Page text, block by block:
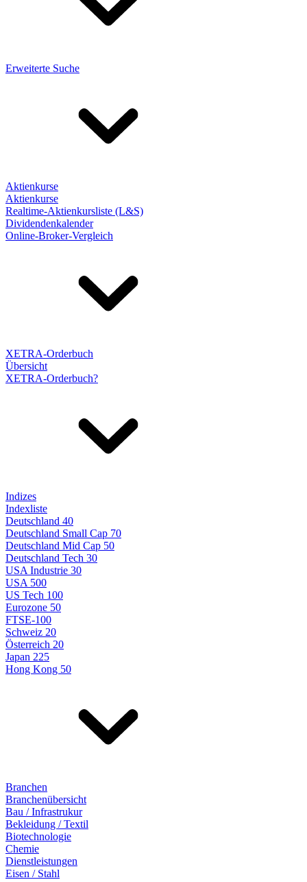
Erweiterte Suche
Aktienkurse
Aktienkurse
Realtime-Aktienkursliste (L&S)
Dividendenkalender
Online-Broker-Vergleich
XETRA-Orderbuch
Übersicht
XETRA-Orderbuch?
Indizes
Indexliste
Deutschland 40
Deutschland Small Cap 70
Deutschland Mid Cap 50
Deutschland Tech 30
USA Industrie 30
USA 500
US Tech 100
Eurozone 50
FTSE-100
Schweiz 20
Österreich 20
Japan 225
Hong Kong 50
Branchen
Branchenübersicht
Bau / Infrastrukur
Bekleidung / Textil
Biotechnologie
Chemie
Dienstleistungen
Eisen / Stahl